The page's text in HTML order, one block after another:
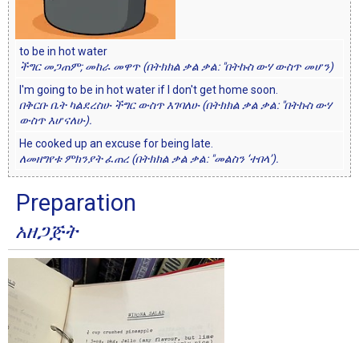
to be in hot water
ችግር መጋጠም; መከራ መዋጥ (በትክክል ቃል ቃል: "በትኩስ ውሃ ውስጥ መሆን)
I'm going to be in hot water if I don't get home soon.
በቅርቡ ቤት ካልደረስሁ ችግር ውስጥ እገባለሁ (በትክክል ቃል ቃል: "በትኩስ ውሃ
ውስጥ እሆናለሁ).
He cooked up an excuse for being late.
ለመዘግየቱ ምክንያት ፈጠረ (በትክክል ቃል ቃል: "መልስን ‘ተበላ’).
Preparation
አዘጋጅት